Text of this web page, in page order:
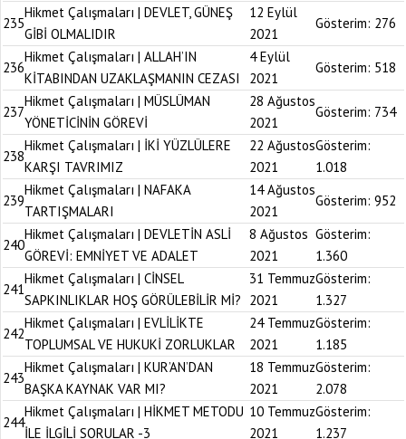
235
Hikmet Çalışmaları | DEVLET, GÜNEŞ
GİBİ OLMALIDIR
12 Eylül
2021
Gösterim: 276
236
Hikmet Çalışmaları | ALLAH’IN
KİTABINDAN UZAKLAŞMANIN CEZASI
4 Eylül
2021
Gösterim: 518
237
Hikmet Çalışmaları | MÜSLÜMAN
YÖNETİCİNİN GÖREVİ
28 Ağustos
2021
Gösterim: 734
238
Hikmet Çalışmaları | İKİ YÜZLÜLERE
KARŞI TAVRIMIZ
22 Ağustos
2021
Gösterim:
1.018
239
Hikmet Çalışmaları | NAFAKA
TARTIŞMALARI
14 Ağustos
2021
Gösterim: 952
240
Hikmet Çalışmaları | DEVLETİN ASLİ
GÖREVİ: EMNİYET VE ADALET
8 Ağustos
2021
Gösterim:
1.360
241
Hikmet Çalışmaları | CİNSEL
SAPKINLIKLAR HOŞ GÖRÜLEBİLİR Mİ?
31 Temmuz
2021
Gösterim:
1.327
242
Hikmet Çalışmaları | EVLİLİKTE
TOPLUMSAL VE HUKUKİ ZORLUKLAR
24 Temmuz
2021
Gösterim:
1.185
243
Hikmet Çalışmaları | KUR’AN’DAN
BAŞKA KAYNAK VAR MI?
18 Temmuz
2021
Gösterim:
2.078
244
Hikmet Çalışmaları | HİKMET METODU
İLE İLGİLİ SORULAR -3
10 Temmuz
2021
Gösterim:
1.237